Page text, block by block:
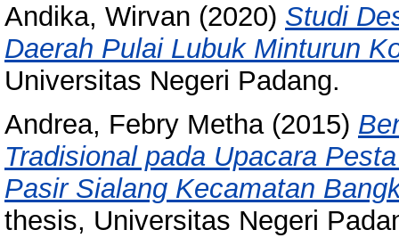
Andika, Wirvan (2020) Studi
Daerah Pulai Lubuk Minturun
Universitas Negeri Padang.
Andrea, Febry Metha(2015)
Tradisional pada Upacara
Pasir Sialang Kecamatan
thesis, Universitas Negeri